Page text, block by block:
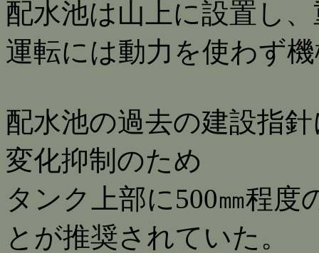
配水池は山上に設置し
運転には動力を使わず
配水池の過去の建設指
変化抑制のため
タンク上部に500㎜程度
とが推奨されていた。